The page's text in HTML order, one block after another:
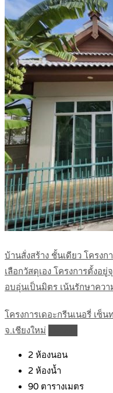
บ้านสั่งสร้าง ชั้นเดียว โครง
เลือกวัสดุเอง โครงการตั้งอ
อบอุ่นเป็นมิตร เน้นรักษาคว
โครงการเดอะกรีนเนอรี่ เซ็
จ.เชียงใหม่
2 ห้องนอน
2 ห้องน้ำ
90 ตารางเมตร